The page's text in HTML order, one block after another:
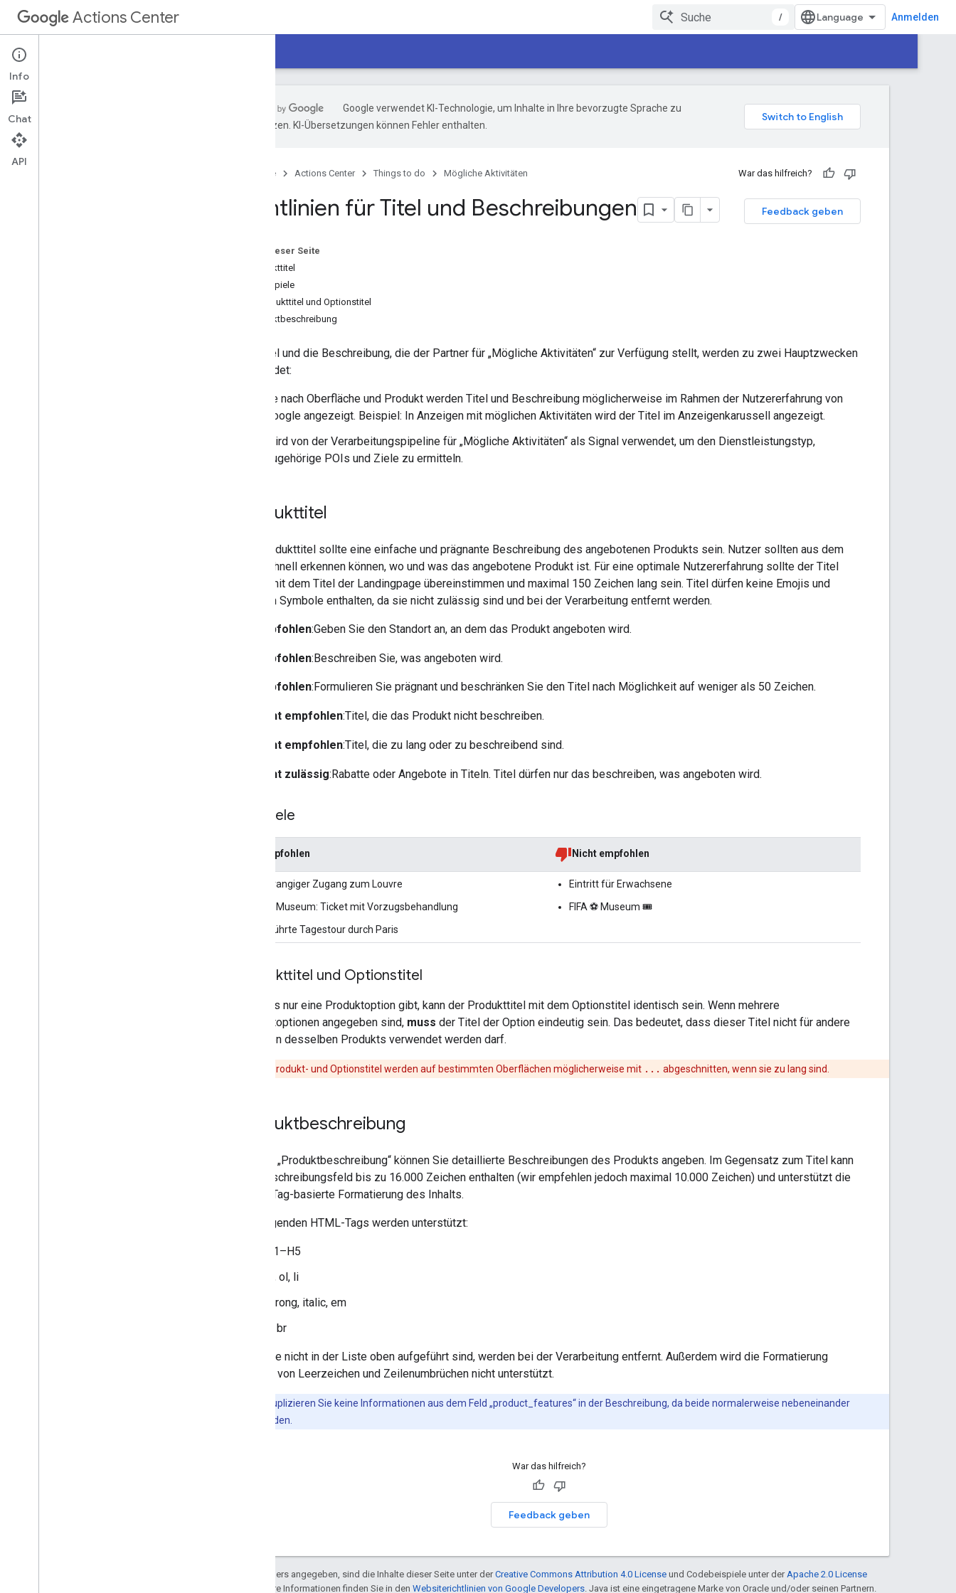
Actions Center / Anmelden
Übersicht und Voraussetzungen
Letzte Updates
Google verwendet KI-Technologie, um Inhalte in Ihre bevorzugte Sprache zu
übersetzen. KI-Übersetzungen können Fehler enthalten.
Startseite Actions Center Things to do Mögliche Aktivitäten War das hilfreich?
Feedback geben
Richtlinien für Titel und Beschreibungen
Auf dieser Seite
Produkttitel
Beispiele
Produkttitel und Optionstitel
Produktbeschreibung
Der Titel und die Beschreibung, die der Partner für „Mögliche Aktivitäten“ zur Verfügung stellt, werden zu zwei Hauptzwecken
verwendet:
Je nach Oberfläche und Produkt werden Titel und Beschreibung möglicherweise im Rahmen der Nutzererfahrung von
Google angezeigt. Beispiel: In Anzeigen mit möglichen Aktivitäten wird der Titel im Anzeigenkarussell angezeigt.
Wird von der Verarbeitungspipeline für „Mögliche Aktivitäten“ als Signal verwendet, um den Dienstleistungstyp,
zugehörige POIs und Ziele zu ermitteln.
Produkttitel
Der Produkttitel sollte eine einfache und prägnante Beschreibung des angebotenen Produkts sein. Nutzer sollten aus dem
Titel schnell erkennen können, wo und was das angebotene Produkt ist. Für eine optimale Nutzererfahrung sollte der Titel
genau mit dem Titel der Landingpage übereinstimmen und maximal 150 Zeichen lang sein. Titel dürfen keine Emojis und
anderen Symbole enthalten, da sie nicht zulässig sind und bei der Verarbeitung entfernt werden.
Empfohlen:Geben Sie den Standort an, an dem das Produkt angeboten wird.
Empfohlen:Beschreiben Sie, was angeboten wird.
Empfohlen:Formulieren Sie prägnant und beschränken Sie den Titel nach Möglichkeit auf weniger als 50 Zeichen.
Nicht empfohlen:Titel, die das Produkt nicht beschreiben.
Nicht empfohlen:Titel, die zu lang oder zu beschreibend sind.
Nicht zulässig:Rabatte oder Angebote in Titeln. Titel dürfen nur das beschreiben, was angeboten wird.
Beispiele
Empfohlen Nicht empfohlen
Vorrangiger Zugang zum Louvre
Fifa Museum: Ticket mit Vorzugsbehandlung
Geführte Tagestour durch Paris
Eintritt für Erwachsene
FIFA ⚽ Museum 🎟️
Produkttitel und Optionstitel
Wenn es nur eine Produktoption gibt, kann der Produkttitel mit dem Optionstitel identisch sein. Wenn mehrere
Produktoptionen angegeben sind, muss der Titel der Option eindeutig sein. Das bedeutet, dass dieser Titel nicht für andere
Optionen desselben Produkts verwendet werden darf.
Produkt- und Optionstitel werden auf bestimmten Oberflächen möglicherweise mit ... abgeschnitten, wenn sie zu lang sind.
Produktbeschreibung
Im Feld „Produktbeschreibung“ können Sie detaillierte Beschreibungen des Produkts angeben. Im Gegensatz zum Titel kann
das Beschreibungsfeld bis zu 16.000 Zeichen enthalten (wir empfehlen jedoch maximal 10.000 Zeichen) und unterstützt die
HTML-Tag-basierte Formatierung des Inhalts.
Die folgenden HTML-Tags werden unterstützt:
H1–H5
ul, ol, li
strong, italic, em
p, br
Tags, die nicht in der Liste oben aufgeführt sind, werden bei der Verarbeitung entfernt. Außerdem wird die Formatierung
mithilfe von Leerzeichen und Zeilenumbrüchen nicht unterstützt.
:Duplizieren Sie keine Informationen aus dem Feld „product_features“ in der Beschreibung, da beide normalerweise nebeneinander
angezeigt werden.
War das hilfreich?
Feedback geben
Sofern nicht anders angegeben, sind die Inhalte dieser Seite unter derCreative Commons Attribution 4.0 License und Codebeispiele unter derApache 2.0 License
lizenziert. Weitere Informationen finden Sie in den Websiterichtlinien von Google Developers. Java ist eine eingetragene Marke von Oracle und/oder seinen Partnern.
Info
Chat
API